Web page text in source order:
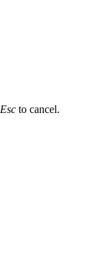
Esc to cancel.